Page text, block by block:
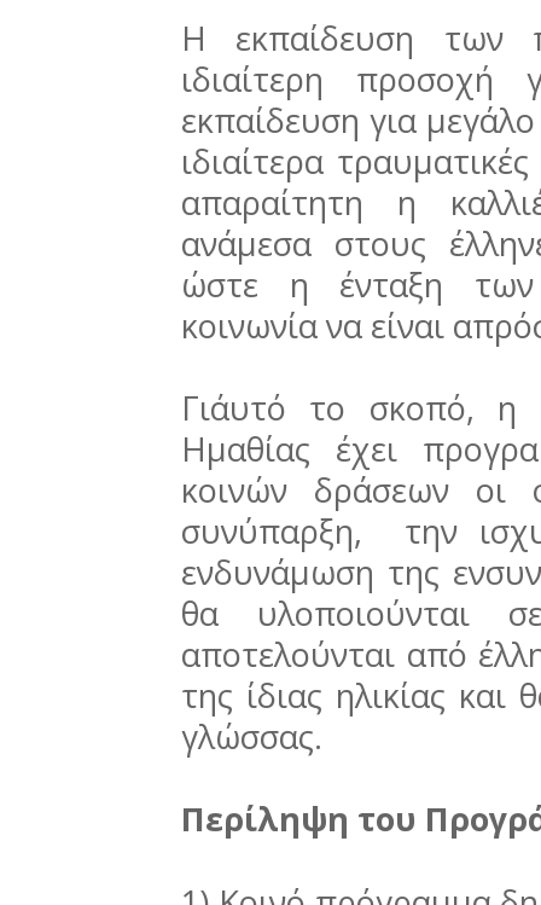
Η εκπαίδευση των
ιδιαίτερη προσοχή
εκπαίδευση για
ιδιαίτερα
απαραίτητη η
ανάμεσα στους
ώστε η ένταξη των
κοινωνία να είναι
Γι΄αυτό το σκοπό, η
Ημαθίας έχει
κοινών δράσεων οι
συνύπαρξη, την
ενδυνάμωση της
θα υλοποιούνται
αποτελούνται από
της ίδιας ηλικίας
γλώσσας.
Περίληψη του